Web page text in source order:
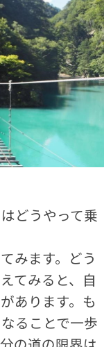
どうやって乗
みます。どう
てみると、自
あります。も
ることで一歩